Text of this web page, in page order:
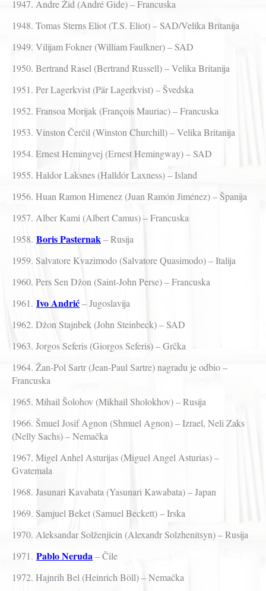
1947. Andre Žid (André Gide) – Francuska
1948. Tomas Sterns Eliot (T.S. Eliot) – SAD/Velika Britanija
1949. Vilijam Fokner (William Faulkner) – SAD
1950. Bertrand Rasel (Bertrand Russell) – Velika Britanija
1951. Per Lagerkvist (Pär Lagerkvist) – Švedska
1952. Fransoa Morijak (François Mauriac) – Francuska
1953. Vinston Čerčil (Winston Churchill) – Velika Britanija
1954. Ernest Hemingvej (Ernest Hemingway) – SAD
1955. Haldor Laksnes (Halldór Laxness) – Island
1956. Huan Ramon Himenez (Juan Ramón Jiménez) – Španija
1957. Alber Kami (Albert Camus) – Francuska
1958. Boris Pasternak– Rusija
1959. Salvatore Kvazimodo (Salvatore Quasimodo) – Italija
1960. Pers Sen Džon (Saint-John Perse) – Francuska
1961. Ivo Andrić– Jugoslavija
1962. Džon Stajnbek (John Steinbeck) – SAD
1963. Jorgos Seferis (Giorgos Seferis) – Grčka
1964. Žan-Pol Sartr (Jean-Paul Sartre) nagradu je odbio –
Francuska
1965. Mihail Šolohov (Mikhail Sholokhov) – Rusija
1966. Šmuel Josif Agnon (Shmuel Agnon) – Izrael, Neli Zaks
(Nelly Sachs) – Nemačka
1967. Migel Anhel Asturijas (Miguel Angel Asturias) –
Gvatemala
1968. Jasunari Kavabata (Yasunari Kawabata) – Japan
1969. Samjuel Beket (Samuel Beckett) – Irska
1970. Aleksandar Solženjicin (Alexandr Solzhenitsyn) – Rusija
1971. Pablo Neruda– Čile
1972. Hajnrih Bel (Heinrich Böll) – Nemačka